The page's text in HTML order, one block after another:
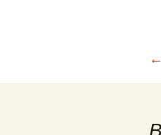
Навигация
←